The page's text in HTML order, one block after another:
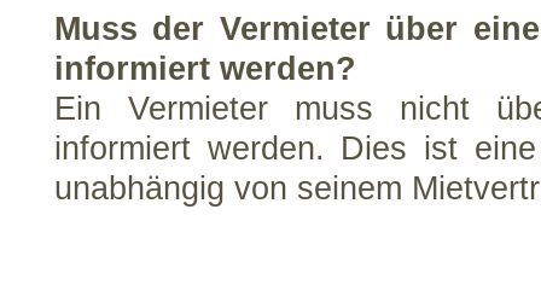
Muss der Vermieter über
informiert werden?
Ein Vermieter muss nicht
informiert werden. Dies ist
unabhängig von seinem